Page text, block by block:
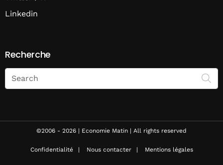
Linkedin
Recherche
Search
on
Economie
©2006 - 2026 | Economie Matin | All rights reserved
Confidentialité Nous contacter Mentions légales